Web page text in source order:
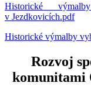
Historické
v Jezdkovicích.pdf
Historické výmalby
Rozvoj
komunitami